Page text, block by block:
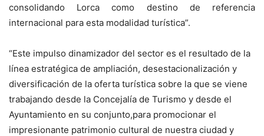
consolidando Lorca como destino de referencia
internacional para esta modalidad turística”.
“Este impulso dinamizador del sector es el resultado de la
línea estratégica de ampliación, desestacionalización y
diversificación de la oferta turística sobre la que se viene
trabajando desde la Concejalía de Turismo y desde el
Ayuntamiento en su conjunto,para promocionar el
impresionante patrimonio cultural de nuestra ciudad y